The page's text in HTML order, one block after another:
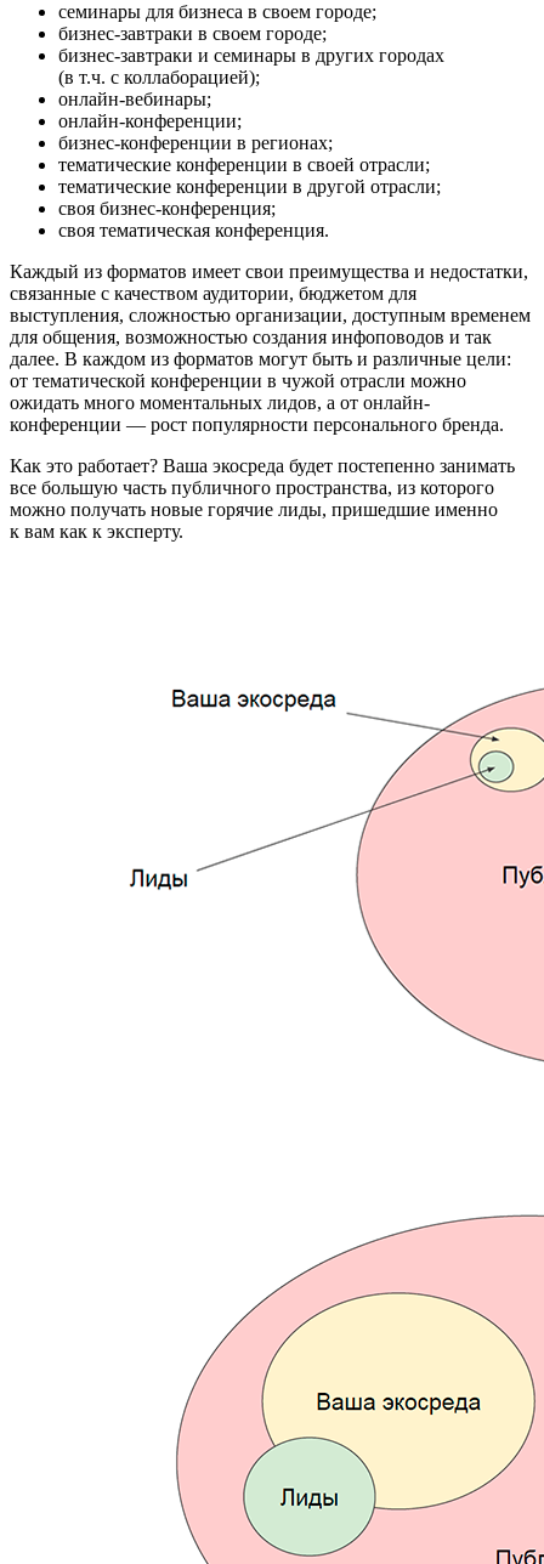
семинары для бизнеса в своем городе;
бизнес-завтраки в своем городе;
бизнес-завтраки и семинары в других городах
(в т.ч. с коллаборацией);
онлайн-вебинары;
онлайн-конференции;
бизнес-конференции в регионах;
тематические конференции в своей отрасли;
тематические конференции в другой отрасли;
своя бизнес-конференция;
своя тематическая конференция.
Каждый из форматов имеет свои преимущества и недостатки,
связанные с качеством аудитории, бюджетом для
выступления, сложностью организации, доступным временем
для общения, возможностью создания инфоповодов и так
далее. В каждом из форматов могут быть и различные цели:
от тематической конференции в чужой отрасли можно
ожидать много моментальных лидов, а от онлайн-
конференции — рост популярности персонального бренда.
Как это работает? Ваша экосреда будет постепенно занимать
все большую часть публичного пространства, из которого
можно получать новые горячие лиды, пришедшие именно
к вам как к эксперту.